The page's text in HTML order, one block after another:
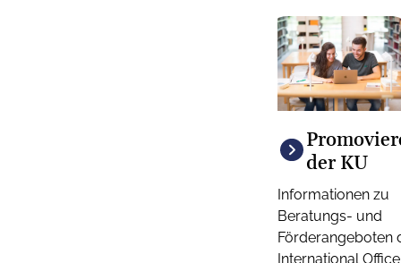
der KU
Informationen zu
Beratungs- und
Förderangeboten
International